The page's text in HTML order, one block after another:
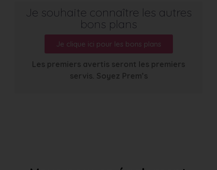
Je souhaite connaître les autres
bons plans
Je clique ici pour les bons plans
Les premiers avertis seront les premiers
servis. Soyez Prem’s